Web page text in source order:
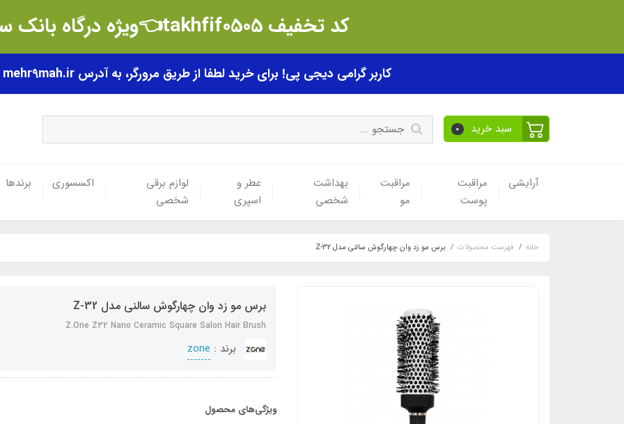
کد تخفیف takhfif0505👈ویژه درگاه بانک سامان
کاربر گرامی دیجی پی! برای خرید لطفا از طریق مرورگر، به آدرس mehr9mah.ir مراجعه فرمایید.
سبد خرید 0
آرایشی
مراقبت
پوست
مراقبت
مو
بهداشت
شخصی
عطر و
اسپری
لوازم برقی
شخصی
اکسسوری برندها
خانه فهرست محصولات برس مو زد وان چهارگوش سالنی مدل Z-32
برس مو زد وان چهارگوش سالنی مدل Z-32
Z.One Z32 Nano Ceramic Square Salon Hair Brush
برند : zone
ویژگی‌های محصول